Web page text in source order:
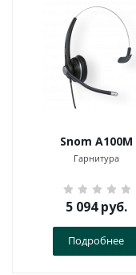
Snom A100M
Гарнитура
5 094руб.
Подробнее